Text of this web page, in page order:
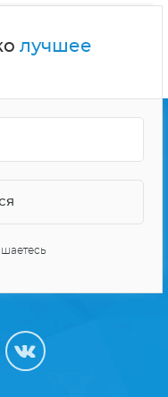
лучшее